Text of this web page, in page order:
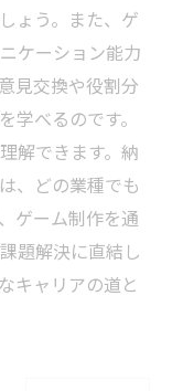
ょう。また、ゲ
ケーション能力
見交換や役割分
学べるのです。
解できます。納
、どの業種でも
ゲーム制作を通
題解決に直結し
キャリアの道と